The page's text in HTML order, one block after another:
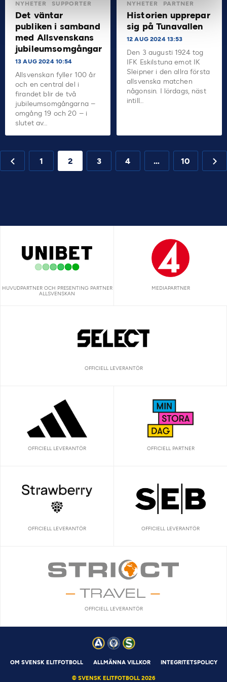
NYHETER
SUPPORTER
Det väntar
publiken i samband
med Allsvenskans
jubileumsomgångar
13 AUG 2024 10:54
Allsvenskan fyller 100 år
och en central del i
firandet blir de två
jubileumsomgångarna –
omgång 19 och 20 – i
slutet av…
NYHETER
PARTNER
Historien upprepar
sig på Tunavallen
12 AUG 2024 13:53
Den 3 augusti 1924 tog
IFK Eskilstuna emot IK
Sleipner i den allra första
allsvenska matchen
någonsin. I lördags, näst
intill…
1 2 3 4 … 10
HUVUDPARTNER OCH PRESENTING PARTNER
ALLSVENSKAN
MEDIAPARTNER
OFFICIELL LEVERANTÖR
OFFICIELL LEVERANTÖR OFFICIELL PARTNER
OFFICIELL LEVERANTÖR OFFICIELL LEVERANTÖR
OFFICIELL LEVERANTÖR
OM SVENSK ELITFOTBOLL ALLMÄNNA VILLKOR INTEGRITETSPOLICY
© SVENSK ELITFOTBOLL 2026